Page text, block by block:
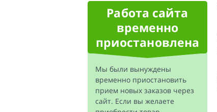
Работа сайта
временно
приостановлена
Мы были вынуждены
временно приостановить
прием новых заказов через
сайт. Если вы желаете